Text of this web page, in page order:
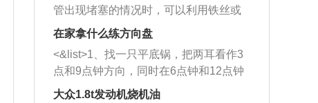
管出现堵塞的情况时，可以利用铁丝或
者是细棍，直接将杂物给取出来，如果
堵塞情况比较严重，也可以采取应急措
施。 <&list>2、直接利用木棍将所有的
杂物推到排气管里面的位置处，然后将
三元催化器拆解开，就可以将堵塞的东
在家拿什么练方向盘
<&list>1、找一只平底锅，把两耳看作3
点和9点钟方向，同时在6点钟和12点钟
方向做一个标记。 <&list>2、双手握住
大众1.8t发动机烧机油